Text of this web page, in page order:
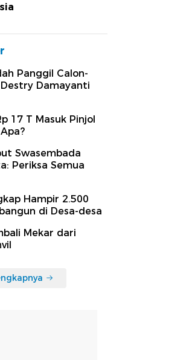
Panggil Calon-
Destry Damayanti
17 T Masuk Pinjol
Swasembada
Periksa Semua
Hampir 2.500
di Desa-desa
Mekar dari